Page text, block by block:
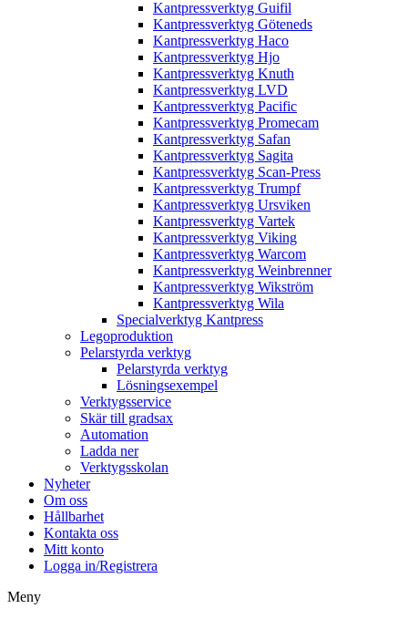
Kantpressverktyg Guifil
Kantpressverktyg Göteneds
Kantpressverktyg Haco
Kantpressverktyg Hjo
Kantpressverktyg Knuth
Kantpressverktyg LVD
Kantpressverktyg Pacific
Kantpressverktyg Promecam
Kantpressverktyg Safan
Kantpressverktyg Sagita
Kantpressverktyg Scan-Press
Kantpressverktyg Trumpf
Kantpressverktyg Ursviken
Kantpressverktyg Vartek
Kantpressverktyg Viking
Kantpressverktyg Warcom
Kantpressverktyg Weinbrenner
Kantpressverktyg Wikström
Kantpressverktyg Wila
Specialverktyg Kantpress
Legoproduktion
Pelarstyrda verktyg
Pelarstyrda verktyg
Lösningsexempel
Verktygsservice
Skär till gradsax
Automation
Ladda ner
Verktygsskolan
Nyheter
Om oss
Hållbarhet
Kontakta oss
Mitt konto
Logga in/Registrera
Meny